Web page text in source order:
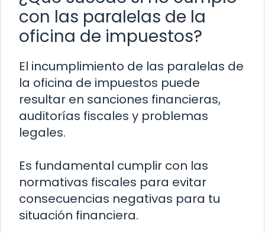
con las paralelas de la
oficina de impuestos?
El incumplimiento de las paralelas de
la oficina de impuestos puede
resultar en sanciones financieras,
auditorías fiscales y problemas
legales.
Es fundamental cumplir con las
normativas fiscales para evitar
consecuencias negativas para tu
situación financiera.